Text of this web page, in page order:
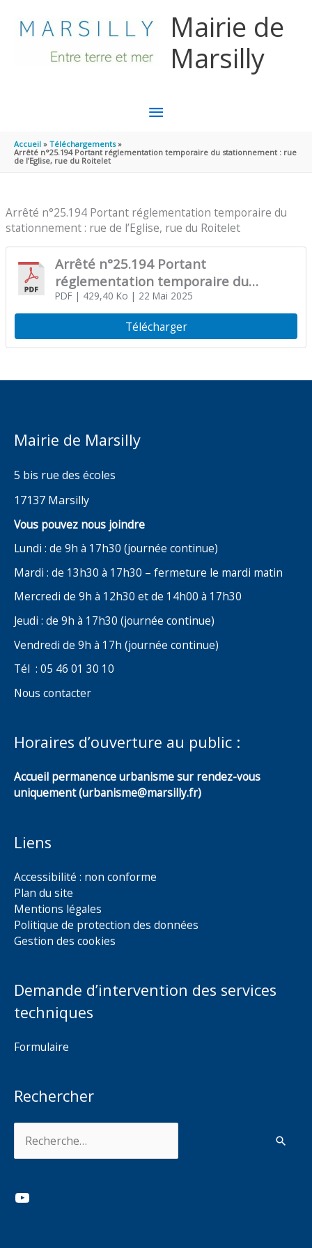
Mairie de
Marsilly
MENU
PRINCIPAL
Accueil
Téléchargements
Arrêté n°25.194 Portant réglementation temporaire du stationnement : rue
de l’Eglise, rue du Roitelet
Arrêté n°25.194 Portant réglementation temporaire du
stationnement : rue de l’Eglise, rue du Roitelet
Arrêté n°25.194 Portant
réglementation temporaire du
stationnement : rue de l’Eglise, rue du
Roitelet
PDF| 429,40 Ko | 22 Mai 2025
Télécharger
Mairie de Marsilly
5 bis rue des écoles
17137 Marsilly
Vous pouvez nous joindre
Lundi : de 9h à 17h30 (journée continue)
Mardi : de 13h30 à 17h30 – fermeture le mardi matin
Mercredi de 9h à 12h30 et de 14h00 à 17h30
Jeudi : de 9h à 17h30 (journée continue)
Vendredi de 9h à 17h (journée continue)
Tél : 05 46 01 30 10
Nous contacter
Horaires d’ouverture au public :
Accueil permanence urbanisme sur rendez-vous
uniquement (urbanisme@marsilly.fr)
Liens
Accessibilité : non conforme
Plan du site
Mentions légales
Politique de protection des données
Gestion des cookies
Demande d’intervention des services
techniques
Formulaire
Rechercher
YouTube